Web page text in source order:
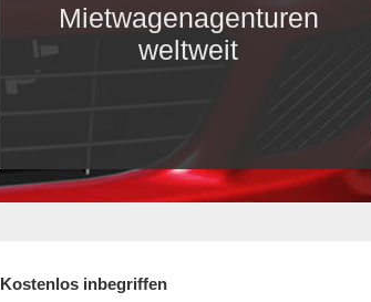
Mietwagenagenturen
weltweit
Kostenlos inbegriffen